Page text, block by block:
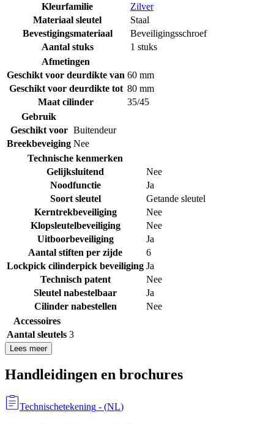
Kleurfamilie
Zilver
Materiaal sleutel
Staal
Bevestigingsmateriaal
Beveiligingsschroef
Aantal stuks
1 stuks
Afmetingen
Geschikt voor deurdikte van 60 mm
Geschikt voor deurdikte tot 80 mm
Maat cilinder
35/45
Gebruik
Geschikt voor Buitendeur
Breekbeveiging Nee
Technische kenmerken
Gelijksluitend
Nee
Noodfunctie
Ja
Soort sleutel
Getande sleutel
Kerntrekbeveiliging
Nee
Klopsleutelbeveiliging
Nee
Uitboorbeveiliging
Ja
Aantal stiften per zijde
6
Lockpick cilinderpick beveiliging Ja
Technisch patent
Nee
Sleutel nabestelbaar
Ja
Cilinder nabestellen
Nee
Accessoires
Aantal sleutels 3
Lees meer
Handleidingen en brochures
Technischetekening - (NL)